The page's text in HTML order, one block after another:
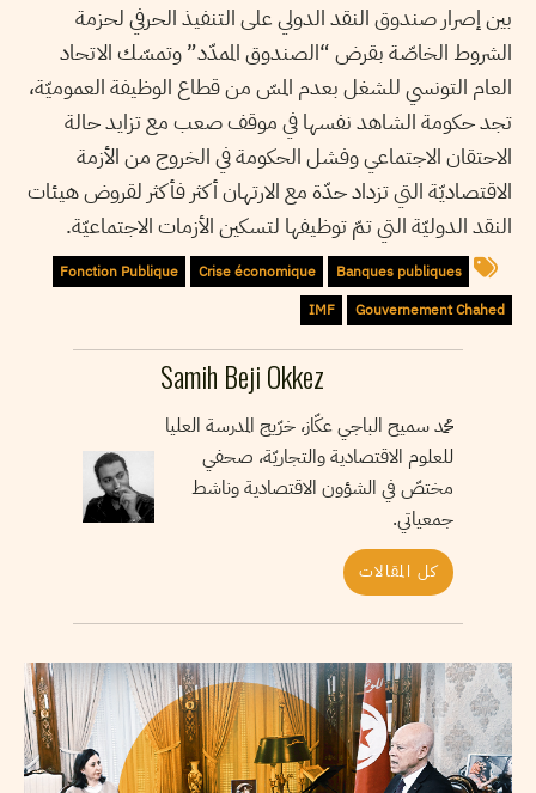
بين إصرار صندوق النقد الدولي على التنفيذ الحرفي لحزمة
الشروط الخاصّة بقرض “الصندوق الممدّد” وتمسّك الاتحاد
العام التونسي للشغل بعدم المسّ من قطاع الوظيفة العموميّة،
تجد حكومة الشاهد نفسها في موقف صعب مع تزايد حالة
الاحتقان الاجتماعي وفشل الحكومة في الخروج من الأزمة
الاقتصاديّة التي تزداد حدّة مع الارتهان أكثر فأكثر لقروض هيئات
النقد الدوليّة التي تمّ توظيفها لتسكين الأزمات الاجتماعيّة.
Banques publiques
Crise économique
Fonction Publique
Gouvernement Chahed
IMF
Samih Beji Okkez
محمد سميح الباجي عكّاز، خرّيج المدرسة العليا
للعلوم الاقتصادية والتجاريّة، صحفي
مختصّ في الشؤون الاقتصادية وناشط
جمعياتي.
كل المقالات